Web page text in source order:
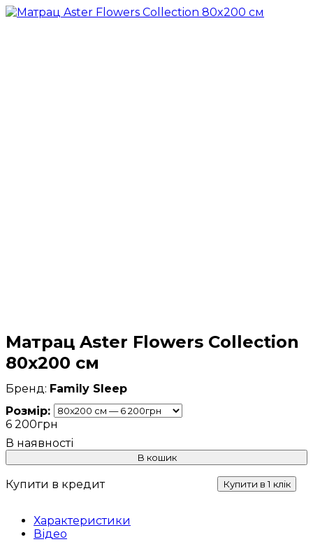
Матрац Aster Flowers Collection
80x200 см
Family Sleep
Розмір:
6 200грн
В кошик
Купити в кредит Купити в 1 клік
Характеристики
Відео